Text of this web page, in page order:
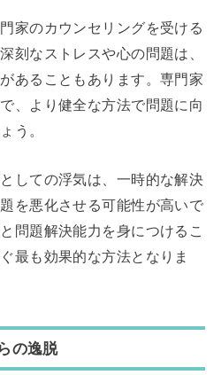
家のカウンセリングを受ける
刻なストレスや心の問題は、
あることもあります。専門家
、より健全な方法で問題に向
う。
しての浮気は、一時的な解決
を悪化させる可能性が高いで
問題解決能力を身につけるこ
最も効果的な方法となりま
の逸脱